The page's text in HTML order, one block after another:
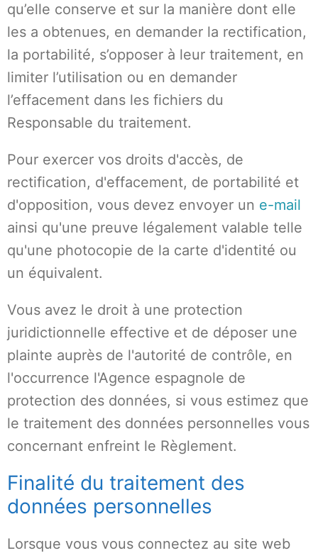
qu’elle conserve et sur la manière dont elle
les a obtenues, en demander la rectification,
la portabilité, s’opposer à leur traitement, en
limiter l’utilisation ou en demander
l’effacement dans les fichiers du
Responsable du traitement.
Pour exercer vos droits d'accès, de
rectification, d'effacement, de portabilité et
d'opposition, vous devez envoyer un e-mail
ainsi qu'une preuve légalement valable telle
qu'une photocopie de la carte d'identité ou
un équivalent.
Vous avez le droit à une protection
juridictionnelle effective et de déposer une
plainte auprès de l'autorité de contrôle, en
l'occurrence l'Agence espagnole de
protection des données, si vous estimez que
le traitement des données personnelles vous
concernant enfreint le Règlement.
Finalité du traitement des
données personnelles
Lorsque vous vous connectez au site web